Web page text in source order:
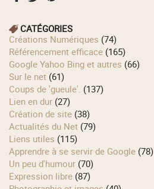
CATÉGORIES
Créations Numériques (74)
Référencement efficace (165)
Google Yahoo Bing et autres (66)
Sur le net (61)
Coups de 'gueule'. (137)
Lien en dur (27)
Création de site (38)
Actualités du Net (79)
Liens utiles (115)
Apprendre à se servir de Google (78)
Un peu d'humour (70)
Expression libre (87)